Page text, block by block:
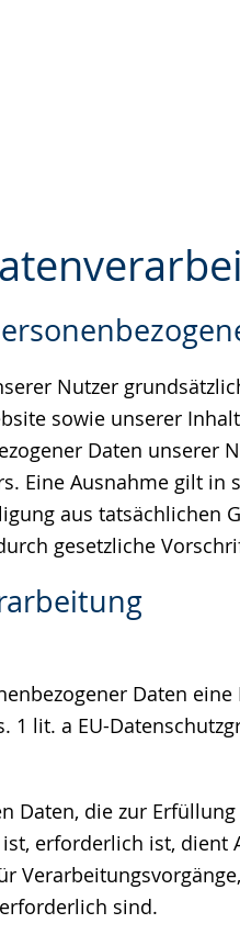
Nutzer
sowie unserer
Daten unserer
Eine Ausnahme gilt in
aus tatsächlichen
gesetzliche
Daten
1 lit. a EU-
Daten, die zur Erfüllung
erforderlich ist, dient
sind.